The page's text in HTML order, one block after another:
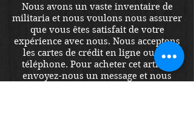
Nous avons un vaste inventaire de
militaria et nous voulons nous assurer
que vous êtes satisfait de votre
expérience avec nous. Nous acceptons
les cartes de crédit en ligne ou par
téléphone. Pour acheter cet article,
envoyez-nous un message et nous